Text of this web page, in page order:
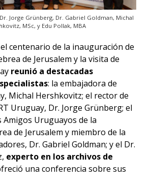
Jorge Grünberg, Dr. Gabriel Goldman, Michal
MSc, y Edu Pollak, MBA
centenario de la inauguración de
de Jerusalem y la visita de
reunió a destacadas
: la embajadora de
Michal Hershkovitz; el rector de
Uruguay, Dr. Jorge Grünberg; el
Amigos Uruguayos de la
de Jerusalem y miembro de la
Dr. Gabriel Goldman; y el Dr.
experto en los archivos de
una conferencia sobre sus